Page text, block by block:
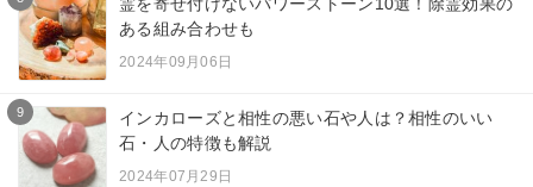
霊を寄せ付けないパワーストーン10選！除霊効果の
ある組み合わせも
2024年09月06日
9
インカローズと相性の悪い石や人は？相性のいい
石・人の特徴も解説
2024年07月29日